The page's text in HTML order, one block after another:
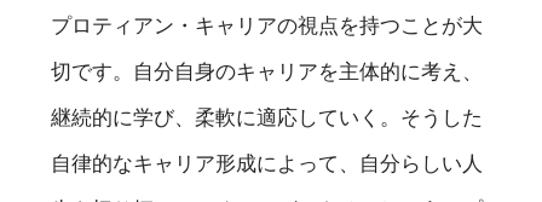
プロティアン・キャリアの視点を持つことが大
切です。自分自身のキャリアを主体的に考え、
継続的に学び、柔軟に適応していく。そうした
自律的なキャリア形成によって、自分らしい人